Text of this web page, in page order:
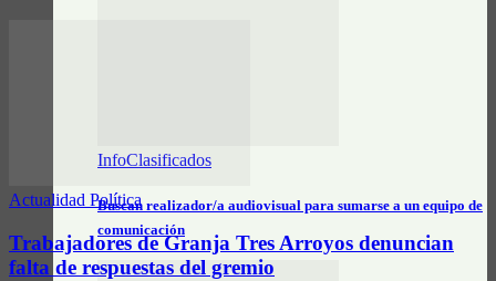
InfoClasificados
Buscan realizador/a audiovisual para sumarse a un equipo de
comunicación
Actualidad Política
Trabajadores de Granja Tres Arroyos denuncian
falta de respuestas del gremio